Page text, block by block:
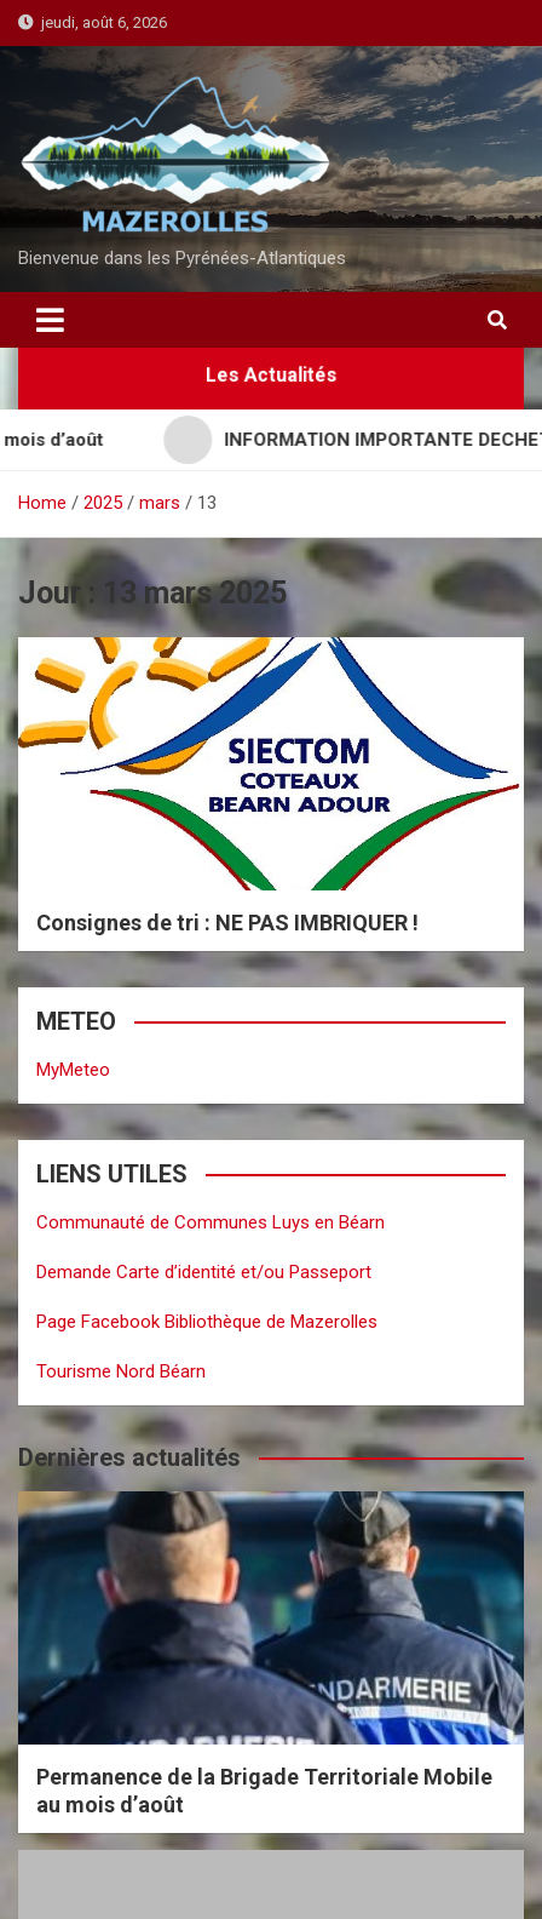
k
t
n
jeudi, août 6, 2026
Bienvenue dans les Pyrénées-Atlantiques
Les Actualités
INFORMATION IMPORTANTE
Home 2025 mars 13
Jour : 13 mars 2025
Consignes de tri : NE PAS IMBRIQUER !
METEO
MyMeteo
LIENS UTILES
Communauté de Communes Luys en Béarn
Demande Carte d’identité et/ou Passeport
Page Facebook Bibliothèque de Mazerolles
Tourisme Nord Béarn
Dernières actualités
Permanence de la Brigade Territoriale Mobile
au mois d’août